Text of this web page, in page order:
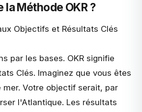
Méthode OKR ?
Objectifs et Résultats Clés
par les bases. OKR signifie
Clés. Imaginez que vous êtes
mer. Votre objectif serait, par
l'Atlantique. Les résultats